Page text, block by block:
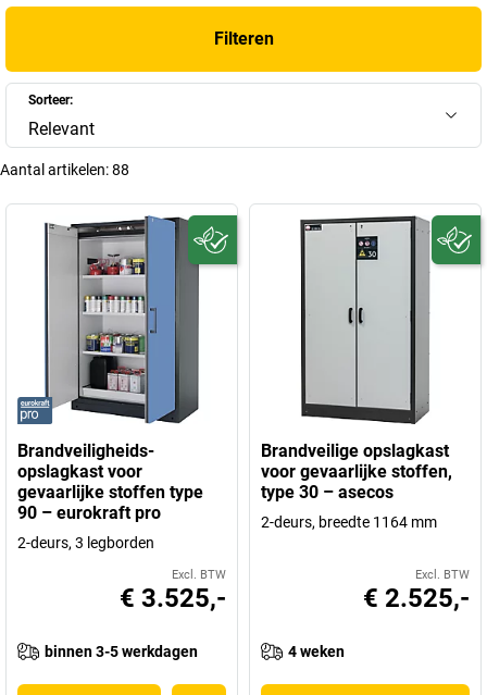
Filteren
Sorteer:
Relevant
Aantal artikelen:88
Brandveiligheids-
opslagkast voor
gevaarlijke stoffen type
90 – eurokraft pro
2-deurs, 3 legborden
Excl. BTW
€ 3.525,-
binnen 3-5 werkdagen
Brandveilige opslagkast
voor gevaarlijke stoffen,
type 30 – asecos
2-deurs, breedte 1164 mm
Excl. BTW
€ 2.525,-
4 weken